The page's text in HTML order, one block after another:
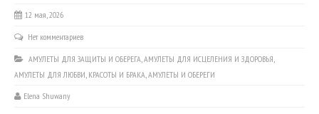
12 мая, 2026
Нет комментариев
АМУЛЕТЫ ДЛЯ ЗАЩИТЫ И ОБЕРЕГА,АМУЛЕТЫ ДЛЯ ИСЦЕЛЕНИЯ И ЗДОРОВЬЯ,
АМУЛЕТЫ ДЛЯ ЛЮБВИ, КРАСОТЫ И БРАКА,АМУЛЕТЫ И ОБЕРЕГИ
Elena Shuwany